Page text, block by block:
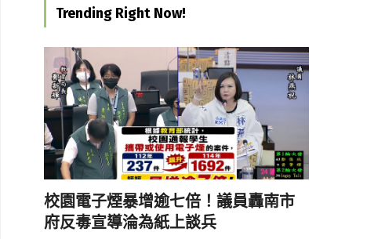
Trending Right Now!
校園電子煙暴增逾七倍！議員轟南市
府反毒宣導淪為紙上談兵